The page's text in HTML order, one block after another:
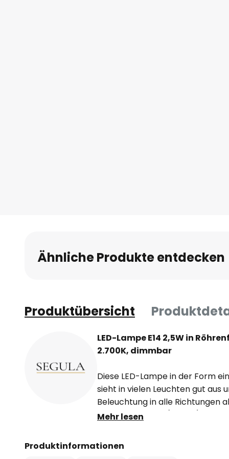
Ähnliche Produkte entdecken
Produktübersicht
LED-Lampe E14 2,5W in
2.700K, dimmbar
Diese LED-Lampe in der Form
sieht in vielen Leuchten gut aus
Beleuchtung in alle Richtungen
Farbwiedergabe (Ra >90)
Mehr lesen
Produktinformationen